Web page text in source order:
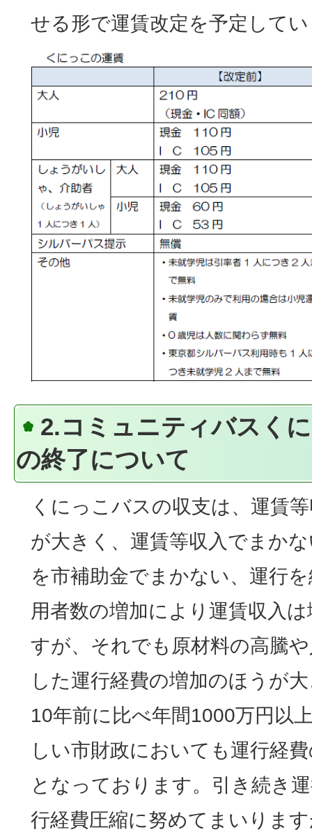
せる形で運賃改定を予定して
2.コミュニティバスく
の終了について
くにっこバスの収支は、運賃
が大きく、運賃等収入でまか
を市補助金でまかない、運行
用者数の増加により運賃収入
すが、それでも原材料の高騰
した運行経費の増加のほうが
10年前に比べ年間1000万円以
しい市財政においても運行経
となっております。引き続き
行経費圧縮に努めてまいりま